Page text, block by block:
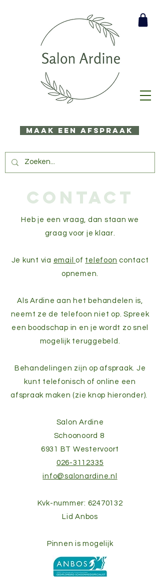
Maak een afspraak
ContacT
Heb je een vraag, dan staan we
graag voor je klaar.
Je kunt via email of telefoon contact
opnemen.
Als Ardine aan het behandelen is,
neemt ze de telefoon niet op. Spreek
een boodschap in en je wordt zo snel
mogelijk teruggebeld.
Behandelingen zijn op afspraak. Je
kunt telefonisch of online een
afspraak maken (zie knop hieronder).
Salon Ardine
Schoonoord 8
6931 BT Westervoort
026-3112335
info@salonardine.nl
Kvk-nummer: 62470132
Lid Anbos
Pinnen is mogelijk